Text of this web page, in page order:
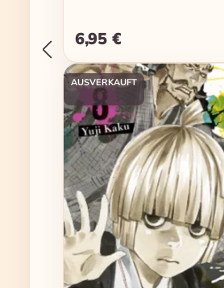
Regulärer Preis:
6,95 €
AUSVERKAUFT